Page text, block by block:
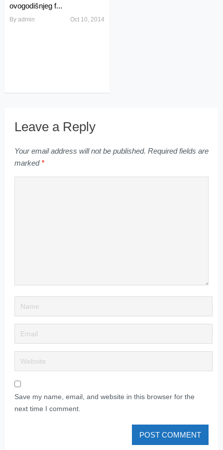
ovogodišnjeg f...
By admin Oct 10, 2014
Leave a Reply
Your email address will not be published. Required fields are
marked *
Save my name, email, and website in this browser for the
next time I comment.